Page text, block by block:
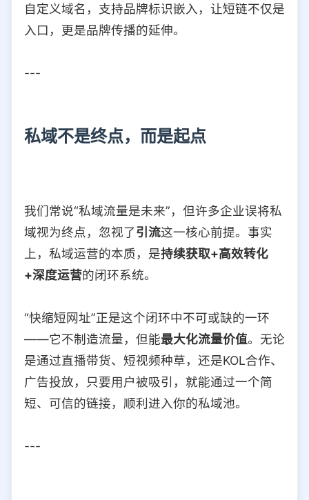
自定义域名，支持品牌标识嵌入，让短链不仅是
入口，更是品牌传播的延伸。
---
私域不是终点，而是起点
我们常说“私域流量是未来”，但许多企业误将私
域视为终点，忽视了引流这一核心前提。事实
上，私域运营的本质，是持续获取+高效转化
+深度运营的闭环系统。
“快缩短网址”正是这个闭环中不可或缺的一环
——它不制造流量，但能最大化流量价值。无论
是通过直播带货、短视频种草，还是KOL合作、
广告投放，只要用户被吸引，就能通过一个简
短、可信的链接，顺利进入你的私域池。
---